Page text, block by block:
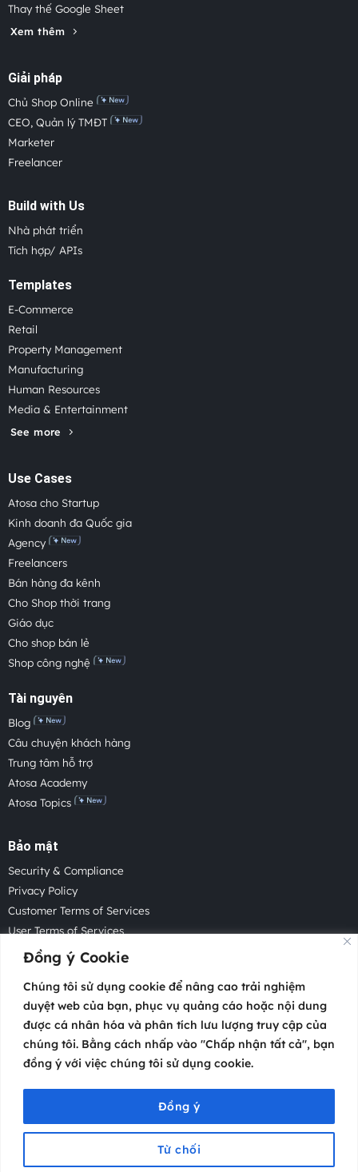
Đồng ý Cookie
Chúng tôi sử dụng cookie để nâng cao trải nghiệm
duyệt web của bạn, phục vụ quảng cáo hoặc nội dung
được cá nhân hóa và phân tích lưu lượng truy cập của
chúng tôi. Bằng cách nhấp vào "Chấp nhận tất cả", bạn
đồng ý với việc chúng tôi sử dụng cookie.
Từ chối
Đồng ý
Thay thế Google Sheet
Xem thêm
Giải pháp
Chủ Shop Online
CEO, Quản lý TMĐT
Marketer
Freelancer
Build with Us
Nhà phát triển
Tích hợp/ APIs
Templates
E-Commerce
Retail
Property Management
Manufacturing
Human Resources
Media & Entertainment
See more
Use Cases
Atosa cho Startup
Kinh doanh đa Quốc gia
Agency
Freelancers
Bán hàng đa kênh
Cho Shop thời trang
Giáo dục
Cho shop bán lẻ
Shop công nghệ
Tài nguyên
Blog
Câu chuyện khách hàng
Trung tâm hỗ trợ
Atosa Academy
Atosa Topics
Bảo mật
Security & Compliance
Privacy Policy
Customer Terms of Services
User Terms of Services
Acceptable Use Policy
Cookie Policy
Cookie Settings
Law Enforcement Request
Copyright 2026 © Atosa Tech Pte.
Trang chủ Menu Video Cộng đồng Hỗ trợ Liên hệ